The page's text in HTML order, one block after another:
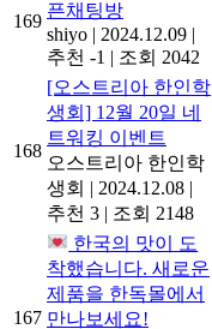
169
픈채팅방
shiyo | 2024.12.09 |
추천 -1 | 조회 2042
168
[오스트리아 한인학
생회] 12월 20일 네
트워킹 이벤트
오스트리아 한인학
생회 | 2024.12.08 |
추천 3 | 조회 2148
167
한국의 맛이 도
착했습니다. 새로운
제품을 한독몰에서
만나보세요!